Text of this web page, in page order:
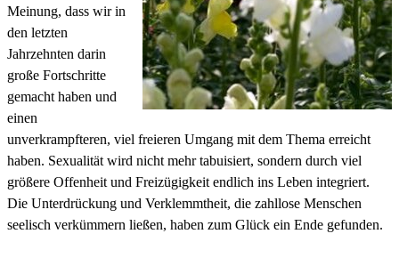
Meinung, dass wir in
den letzten
Jahrzehnten darin
große Fortschritte
gemacht haben und
einen
unverkrampfteren, viel freieren Umgang mit dem Thema erreicht
haben. Sexualität wird nicht mehr tabuisiert, sondern durch viel
größere Offenheit und Freizügigkeit endlich ins Leben integriert.
Die Unterdrückung und Verklemmtheit, die zahllose Menschen
seelisch verkümmern ließen, haben zum Glück ein Ende gefunden.